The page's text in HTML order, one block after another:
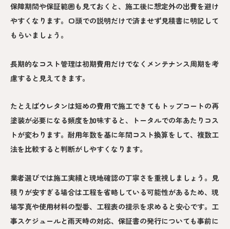
保障期間や保証範囲も見ておくと、施工後に想定外の出費を避け
やすくなります。口頭での説明だけで済ませず見積書に明記して
もらいましょう。
長期的なコスト管理は初期費用だけでなくメンテナンス周期を考
慮すると見えてきます。
たとえばウレタンは短めの費用で施工できてもトップコートの再
塗装が必要になる頻度を加味すると、トータルでの年あたりコス
トが変わります。耐用年数を基に年間コスト換算をして、複数工
法を比較すると判断がしやすくなります。
業者選びでは施工実績と現地確認の丁寧さを重視しましょう。見
積りが安すぎる場合は工程を省略している可能性があるため、現
場写真や使用材料の型番、工程表の提示を求めると安心です。工
事スケジュールと雨天時の対応、保証書の発行についても事前に